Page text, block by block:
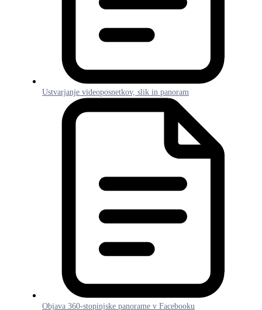
Ustvarjanje videoposnetkov, slik in panoram
Objava 360-stopinjske panorame v Facebooku